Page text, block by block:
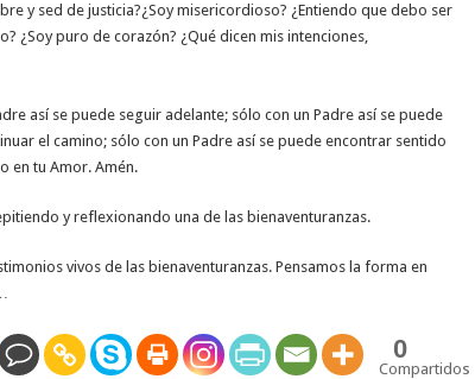
y sed de justicia?¿Soy misericordioso? ¿Entiendo que debo ser
¿Soy puro de corazón? ¿Qué dicen mis intenciones,
así se puede seguir adelante; sólo con un Padre así se puede
el camino; sólo con un Padre así se puede encontrar sentido
en tu Amor. Amén.
y reflexionando una de las bienaventuranzas.
vivos de las bienaventuranzas. Pensamos la forma en
0
Compartidos